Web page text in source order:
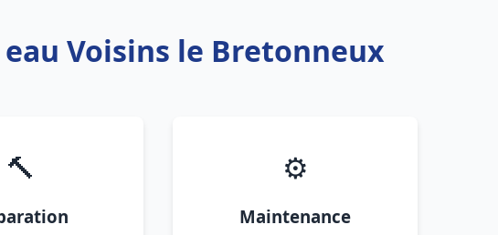
Voisins le Bretonneux
🔨 ⚙️
Maintenance